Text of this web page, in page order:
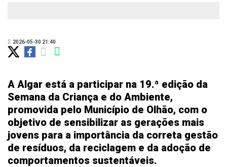
2026-05-30 21:40
A Algar está a participar na 19.ª edição da
Semana da Criança e do Ambiente,
promovida pelo Município de Olhão, com o
objetivo de sensibilizar as gerações mais
jovens para a importância da correta gestão
de resíduos, da reciclagem e da adoção de
comportamentos sustentáveis.